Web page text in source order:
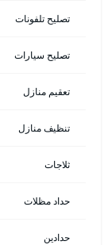
تصليح تلفونات
تصليح سيارات
تعقيم منازل
تنظيف منازل
ثلاجات
حداد مظلات
حدادين